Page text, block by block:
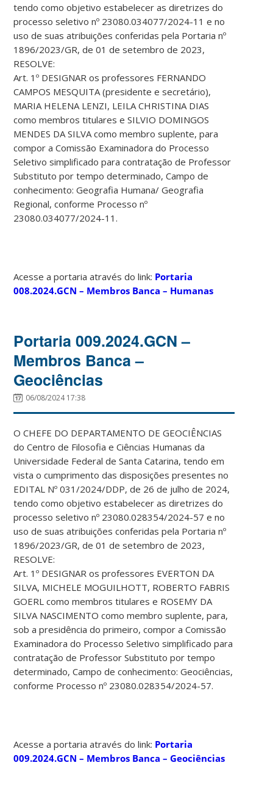
tendo como objetivo estabelecer as diretrizes do
processo seletivo nº 23080.034077/2024-11 e no
uso de suas atribuições conferidas pela Portaria nº
1896/2023/GR, de 01 de setembro de 2023,
RESOLVE:
Art. 1º DESIGNAR os professores FERNANDO
CAMPOS MESQUITA (presidente e secretário),
MARIA HELENA LENZI, LEILA CHRISTINA DIAS
como membros titulares e SILVIO DOMINGOS
MENDES DA SILVA como membro suplente, para
compor a Comissão Examinadora do Processo
Seletivo simplificado para contratação de Professor
Substituto por tempo determinado, Campo de
conhecimento: Geografia Humana/ Geografia
Regional, conforme Processo nº
23080.034077/2024-11.
Acesse a portaria através do link: Portaria
008.2024.GCN – Membros Banca – Humanas
Portaria 009.2024.GCN –
Membros Banca –
Geociências
06/08/2024 17:38
O CHEFE DO DEPARTAMENTO DE GEOCIÊNCIAS
do Centro de Filosofia e Ciências Humanas da
Universidade Federal de Santa Catarina, tendo em
vista o cumprimento das disposições presentes no
EDITAL Nº 031/2024/DDP, de 26 de julho de 2024,
tendo como objetivo estabelecer as diretrizes do
processo seletivo nº 23080.028354/2024-57 e no
uso de suas atribuições conferidas pela Portaria nº
1896/2023/GR, de 01 de setembro de 2023,
RESOLVE:
Art. 1º DESIGNAR os professores EVERTON DA
SILVA, MICHELE MOGUILHOTT, ROBERTO FABRIS
GOERL como membros titulares e ROSEMY DA
SILVA NASCIMENTO como membro suplente, para,
sob a presidência do primeiro, compor a Comissão
Examinadora do Processo Seletivo simplificado para
contratação de Professor Substituto por tempo
determinado, Campo de conhecimento: Geociências,
conforme Processo nº 23080.028354/2024-57.
Acesse a portaria através do link: Portaria
009.2024.GCN – Membros Banca – Geociências